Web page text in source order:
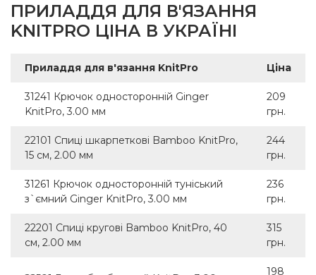
ПРИЛАДДЯ ДЛЯ В'ЯЗАННЯ
KNITPRO ЦІНА В УКРАЇНІ
Приладдя для в'язання KnitPro Ціна
31241 Крючок односторонній Ginger
KnitPro, 3.00 мм
209
грн.
22101 Спиці шкарпеткові Bamboo KnitPro,
15 см, 2.00 мм
244
грн.
31261 Крючок односторонній туніський
з`ємний Ginger KnitPro, 3.00 мм
236
грн.
22201 Спиці кругові Bamboo KnitPro, 40
см, 2.00 мм
315
грн.
198